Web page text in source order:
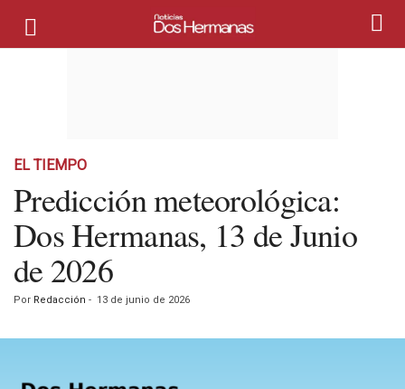
EL TIEMPO
Predicción meteorológica:
Dos Hermanas, 13 de Junio
de 2026
Por Redacción - 13 de junio de 2026